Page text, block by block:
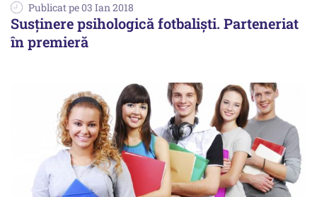
Publicat pe 03 Ian 2018
Susţinere psihologică fotbalişti. Parteneriat
în premieră